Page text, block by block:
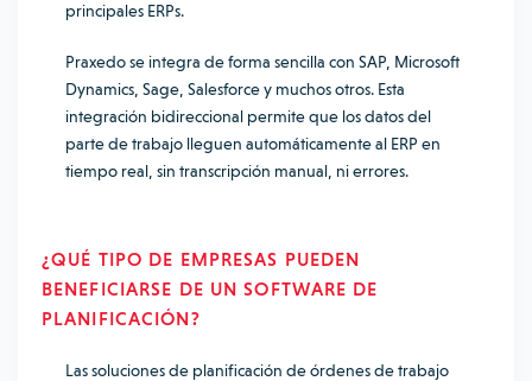
principales ERPs.
Praxedo se integra de forma sencilla con SAP, Microsoft
Dynamics, Sage, Salesforce y muchos otros. Esta
integración bidireccional permite que los datos del
parte de trabajo lleguen automáticamente al ERP en
tiempo real, sin transcripción manual, ni errores.
¿QUÉ TIPO DE EMPRESAS PUEDEN
BENEFICIARSE DE UN SOFTWARE DE
PLANIFICACIÓN?
Las soluciones de planificación de órdenes de trabajo